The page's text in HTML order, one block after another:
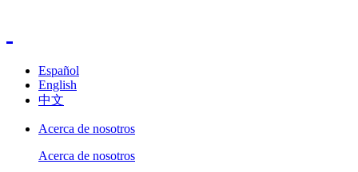
Español
English
中文
Acerca de nosotros
Acerca de nosotros